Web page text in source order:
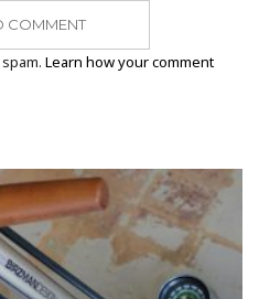
COMMENT
Learn how your comment